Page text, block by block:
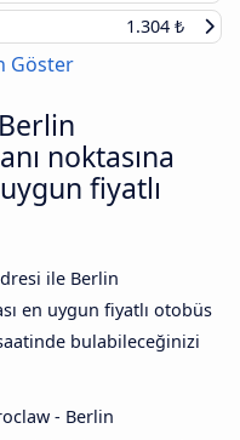
1.304 ₺
Göster
noktasına
fiyatlı
ile Berlin
en uygun fiyatlı otobüs
bulabileceğinizi
- Berlin